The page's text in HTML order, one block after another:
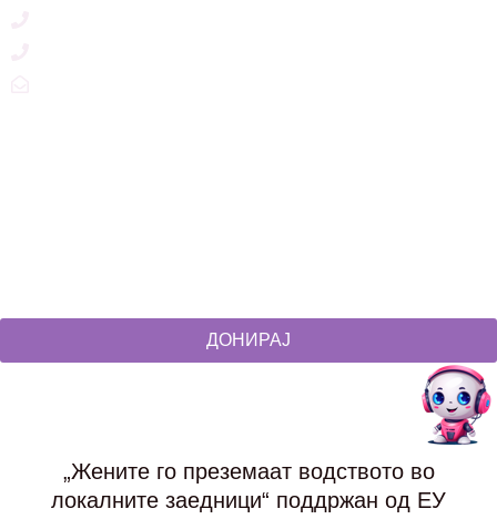
ДОНИРАЈ
„Жените го преземаат водството во
локалните заедници“ поддржан од ЕУ